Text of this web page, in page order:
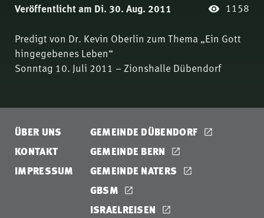
Veröffentlicht am Di. 30. Aug. 2011 1158
Predigt von Dr. Kevin Oberlin zum Thema „Ein Gott
hingegebenes Leben“
Sonntag 10. Juli 2011 – Zionshalle Dübendorf
ÜBER UNS
KONTAKT
IMPRESSUM
GEMEINDE DÜBENDORF
GEMEINDE BERN
GEMEINDE NATERS
GBSM
ISRAELREISEN